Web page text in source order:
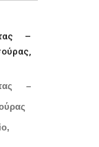
–
–